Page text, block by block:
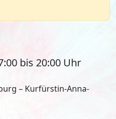
bis 20:00 Uhr
– Kurfürstin-Anna-